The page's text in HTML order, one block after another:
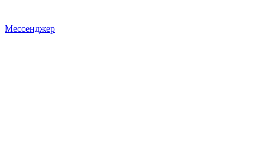
Мессенджер